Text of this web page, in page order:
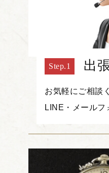
出
お気軽にご相談
LINE・メールフ